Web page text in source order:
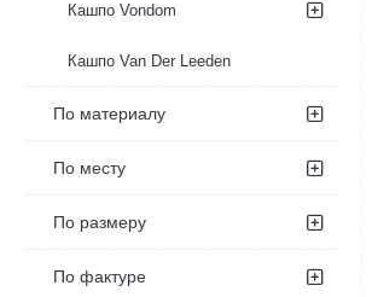
Кашпо Vondom
Кашпо Van Der Leeden
По материалу
По месту
По размеру
По фактуре